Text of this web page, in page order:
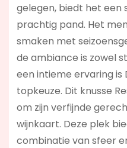
gelegen, biedt het een
prachtig pand. Het
smaken met
de ambiance is zowel
een intieme ervaring
topkeuze. Dit knusse
om zijn verfijnde
wijnkaart. Deze plek
combinatie van sfeer